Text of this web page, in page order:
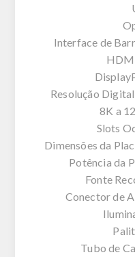
Interface de
Resolução
8K a
Slots
Dimensões da
Potência da
Fonte
Conector de
Tubo de